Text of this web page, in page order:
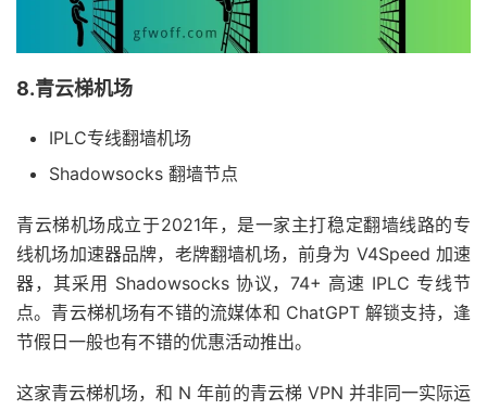
8.青云梯机场
IPLC专线翻墙机场
Shadowsocks 翻墙节点
青云梯机场成立于2021年，是一家主打稳定翻墙线路的专
线机场加速器品牌，老牌翻墙机场，前身为 V4Speed 加速
器，其采用 Shadowsocks 协议，74+ 高速 IPLC 专线节
点。青云梯机场有不错的流媒体和 ChatGPT 解锁支持，逢
节假日一般也有不错的优惠活动推出。
这家青云梯机场，和 N 年前的青云梯 VPN 并非同一实际运